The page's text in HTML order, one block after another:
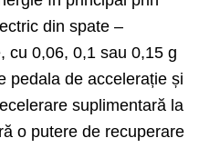
din spate –
cu 0,06, 0,1 sau 0,15 g
pedala de accelerație și
suplimentară la
o putere de recuperare